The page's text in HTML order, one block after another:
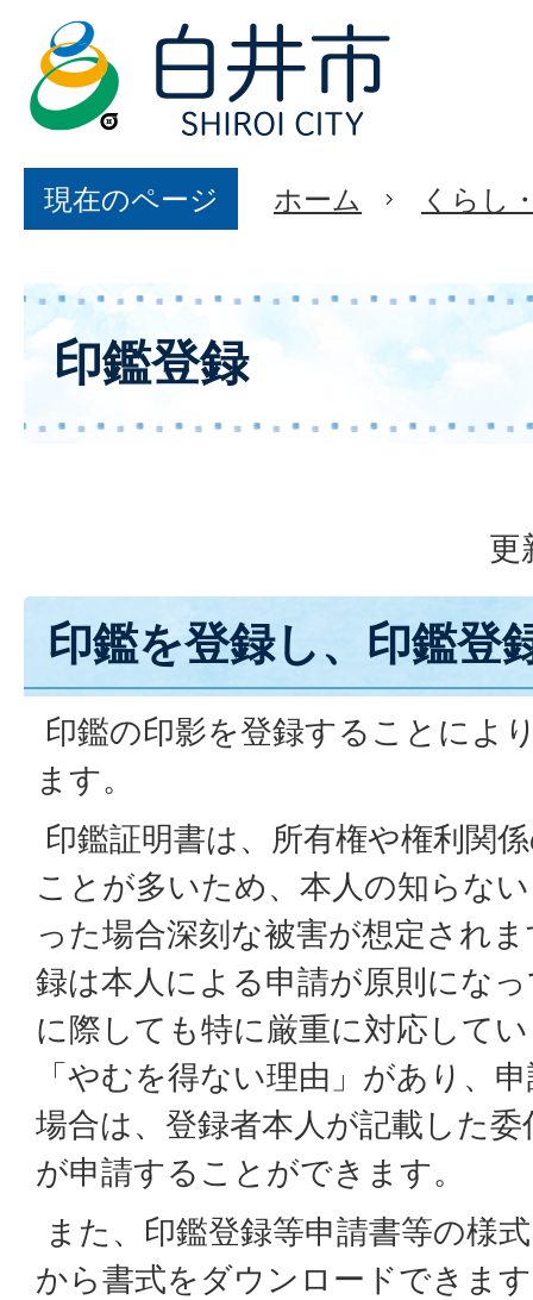
現在のページ ホーム くらし
印鑑登録
更
印鑑を登録し、印鑑登
印鑑の印影を登録することによ
ます。
印鑑証明書は、所有権や権利関
ことが多いため、本人の知らな
った場合深刻な被害が想定され
録は本人による申請が原則にな
に際しても特に厳重に対応して
「やむを得ない理由」があり、
場合は、登録者本人が記載した
が申請することができます。
また、印鑑登録等申請書等の様
から書式をダウンロードできま